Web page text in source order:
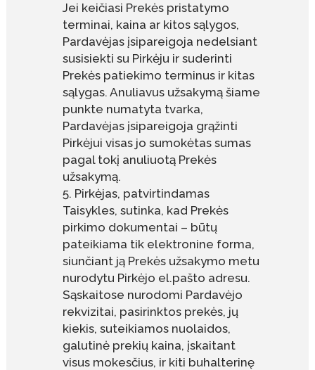
Jei keičiasi Prekės pristatymo
terminai, kaina ar kitos sąlygos,
Pardavėjas įsipareigoja nedelsiant
susisiekti su Pirkėju ir suderinti
Prekės patiekimo terminus ir kitas
sąlygas. Anuliavus užsakymą šiame
punkte numatyta tvarka,
Pardavėjas įsipareigoja grąžinti
Pirkėjui visas jo sumokėtas sumas
pagal tokį anuliuotą Prekės
užsakymą.
Pirkėjas, patvirtindamas
Taisykles, sutinka, kad Prekės
pirkimo dokumentai – būtų
pateikiama tik elektronine forma,
siunčiant ją Prekės užsakymo metu
nurodytu Pirkėjo el.pašto adresu.
Sąskaitose nurodomi Pardavėjo
rekvizitai, pasirinktos prekės, jų
kiekis, suteikiamos nuolaidos,
galutinė prekių kaina, įskaitant
visus mokesčius, ir kiti buhalterinę